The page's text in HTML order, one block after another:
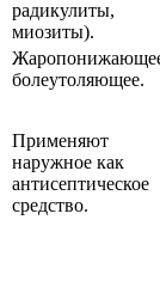
радикулиты,
миозиты).
болеутоляющее.
Применяют
наружное как
антисептическое
средство.